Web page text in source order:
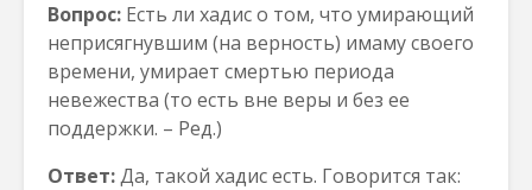
Вопрос: Есть ли хадис о том, что умирающий
неприсягнувшим (на верность) имаму своего
времени, умирает смертью периода
невежества (то есть вне веры и без ее
поддержки. – Ред.)
Ответ:Да, такой хадис есть. Говорится так: